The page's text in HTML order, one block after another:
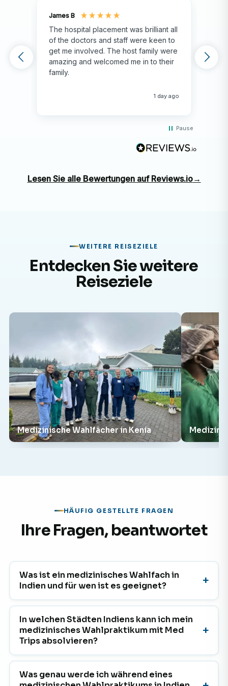
Persönliche Weiterentwicklung & Kulturaustausch
Das Leben und Arbeiten in Indien wird Ihnen
helfen, Resilienz, kulturelle Sensibilität und
Kommunikationsfähigkeiten zu entwickeln, von
denen Sie sowohl beruflich als auch persönlich
James B
The hospital placement was brilliant all
of the doctors and staff were keen to
get me involved. The host family were
amazing and welcomed me in to their
family.
1 day ago
Pause
Lesen Sie alle Bewertungen auf Reviews.io→
WEITERE REISEZIELE
Entdecken Sie weitere
Reiseziele
Medizinische Wahlfächer in Kenia
HÄUFIG GESTELLTE FRAGEN
Ihre Fragen, beantwortet
Was ist ein medizinisches Wahlfach in
Indien und für wen ist es geeignet?
In welchen Städten Indiens kann ich mein
medizinisches Wahlpraktikum mit Med
Trips absolvieren?
Was genau werde ich während eines